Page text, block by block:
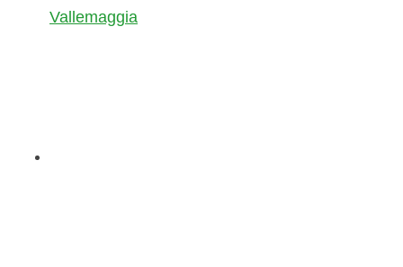
Vallemaggia